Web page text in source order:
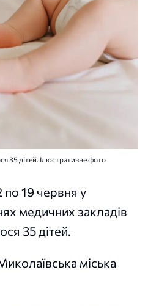
35 дітей. Ілюстративне фото
19 червня у
медичних закладів
35 дітей.
міська